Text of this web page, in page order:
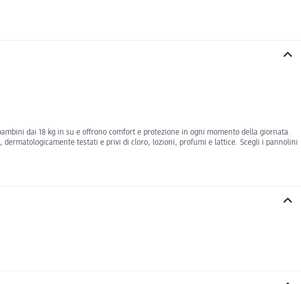
dai 18 kg in su e offrono comfort e protezione in ogni momento della giornata.
testati e privi di cloro, lozioni, profumi e lattice. Scegli i pannolini